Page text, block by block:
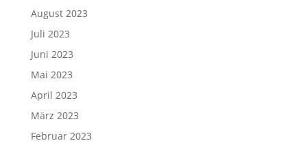
August 2023
Juli 2023
Juni 2023
Mai 2023
April 2023
März 2023
Februar 2023